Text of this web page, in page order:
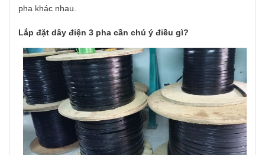
pha khác nhau.
Lắp đặt dây điện 3 pha cần chú ý điều gì?